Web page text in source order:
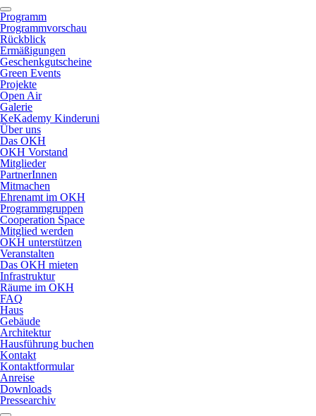
Programm
Programmvorschau
Rückblick
Ermäßigungen
Geschenkgutscheine
Green Events
Projekte
Open Air
Galerie
KeKademy Kinderuni
Über uns
Das OKH
OKH Vorstand
Mitglieder
PartnerInnen
Mitmachen
Ehrenamt im OKH
Programmgruppen
Cooperation Space
Mitglied werden
OKH unterstützen
Veranstalten
Das OKH mieten
Infrastruktur
Räume im OKH
FAQ
Haus
Gebäude
Architektur
Hausführung buchen
Kontakt
Kontaktformular
Anreise
Downloads
Pressearchiv